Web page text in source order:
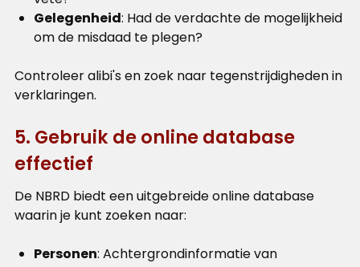
Gelegenheid: Had de verdachte de mogelijkheid
om de misdaad te plegen?
Controleer alibi's en zoek naar tegenstrijdigheden in
verklaringen.
5. Gebruik de online database
effectief
De NBRD biedt een uitgebreide online database
waarin je kunt zoeken naar:
Personen: Achtergrondinformatie van